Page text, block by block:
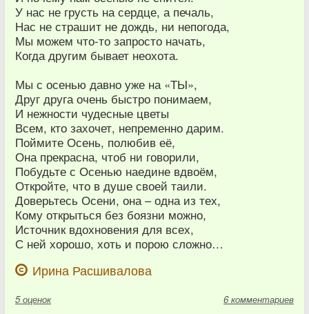
У нас не грусть на сердце, а печаль,
Нас не страшит не дождь, ни непогода,
Мы можем что-то запросто начать,
Когда другим бывает неохота.
Мы с осенью давно уже на «ТЫ»,
Друг друга очень быстро понимаем,
И нежности чудесные цветы
Всем, кто захочет, непременно дарим.
Поймите Осень, полюбив её,
Она прекрасна, чтоб ни говорили,
Побудьте с Осенью наедине вдвоём,
Откройте, что в душе своей таили.
Доверьтесь Осени, она – одна из тех,
Кому открыться без боязни можно,
Источник вдохновения для всех,
С ней хорошо, хоть и порою сложно…
Ирина Расшивалова
5 оценок 6 комментариев